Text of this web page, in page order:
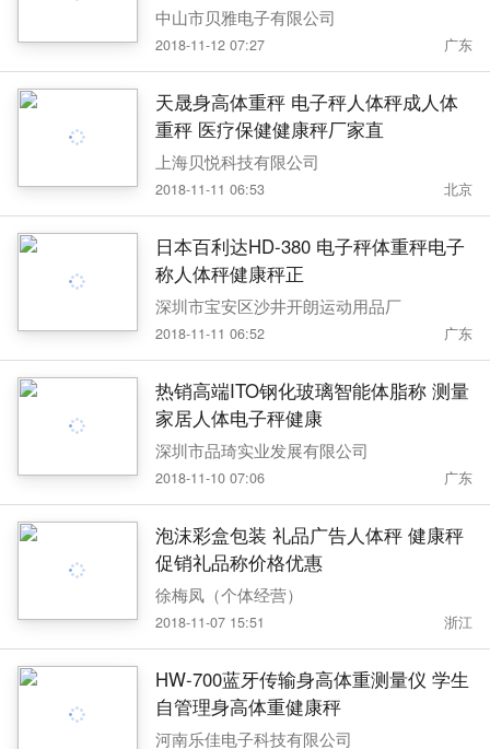
中山市贝雅电子有限公司
2018-11-12 07:27 广东
天晟身高体重秤 电子秤人体秤成人体
重秤 医疗保健健康秤厂家直
上海贝悦科技有限公司
2018-11-11 06:53 北京
日本百利达HD-380 电子秤体重秤电子
称人体秤健康秤正
深圳市宝安区沙井开朗运动用品厂
2018-11-11 06:52 广东
热销高端ITO钢化玻璃智能体脂称 测量
家居人体电子秤健康
深圳市品琦实业发展有限公司
2018-11-10 07:06 广东
泡沫彩盒包装 礼品广告人体秤 健康秤
促销礼品称价格优惠
徐梅凤（个体经营）
2018-11-07 15:51 浙江
HW-700蓝牙传输身高体重测量仪 学生
自管理身高体重健康秤
河南乐佳电子科技有限公司